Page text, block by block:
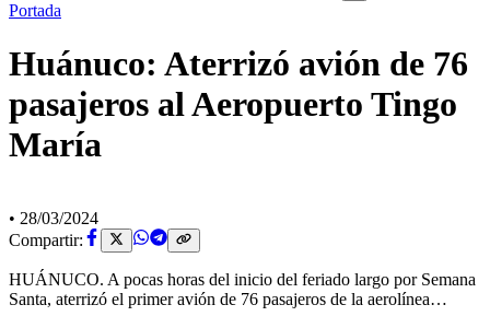
Portada
Huánuco: Aterrizó avión de 76
pasajeros al Aeropuerto Tingo
María
• 28/03/2024
Compartir:
HUÁNUCO. A pocas horas del inicio del feriado largo por Semana
Santa, aterrizó el primer avión de 76 pasajeros de la aerolínea…